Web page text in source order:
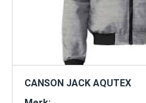
CANSON JACK AQUTEX